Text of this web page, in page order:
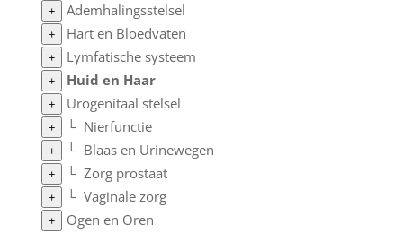
+ Ademhalingsstelsel
+ Hart en Bloedvaten
+ Lymfatische systeem
+ Huid en Haar
+ Urogenitaal stelsel
+ └ Nierfunctie
+ └ Blaas en Urinewegen
+ └ Zorg prostaat
+ └ Vaginale zorg
+ Ogen en Oren